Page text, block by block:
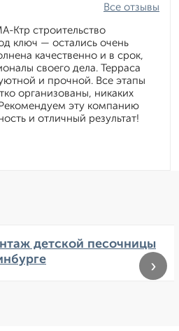
Все отзывы
Ктр строительство
ключ — остались очень
качественно и в срок,
своего дела. Терраса
и прочной. Все этапы
организованы, никаких
эту компанию
и отличный результат!
детской песочницы
›